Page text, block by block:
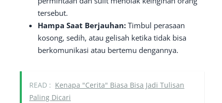
tersebut.
Hampa Saat Berjauhan: Timbul perasaan
kosong, sedih, atau gelisah ketika tidak bisa
berkomunikasi atau bertemu dengannya.
READ : Kenapa "Cerita" Biasa Bisa Jadi Tulisan
Paling Dicari